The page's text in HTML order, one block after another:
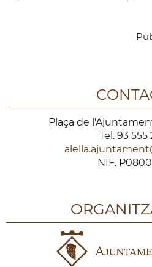
Plaça de
Tel. 93 555
alella.ajuntament
NIF.